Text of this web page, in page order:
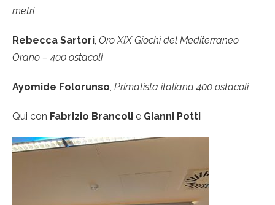
metri
Rebecca Sartori, Oro XIX Giochi del Mediterraneo
Orano – 400 ostacoli
Ayomide Folorunso, Primatista italiana 400 ostacoli
Qui con Fabrizio Brancoli e Gianni Potti